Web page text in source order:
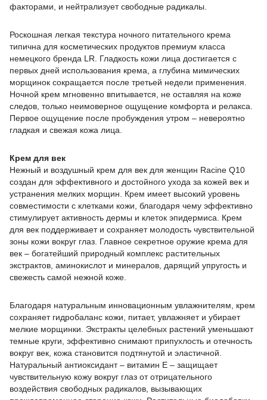
факторами, и нейтрализует свободные радикалы.
Роскошная легкая текстура ночного питательного крема
типична для косметических продуктов премиум класса
немецкого бренда LR. Гладкость кожи лица достигается с
первых дней использования крема, а глубина мимических
морщинок сокращается после третьей недели применения.
Ночной крем мгновенно впитывается, не оставляя на коже
следов, только неимоверное ощущение комфорта и релакса.
Первое ощущение после пробуждения утром – невероятно
гладкая и свежая кожа лица.
Крем для век
Нежный и воздушный крем для век для женщин Racine Q10
создан для эффективного и достойного ухода за кожей век и
устранения мелких морщин. Крем имеет высокий уровень
совместимости с клетками кожи, благодаря чему эффективно
стимулирует активность дермы и клеток эпидермиса. Крем
для век поддерживает и сохраняет молодость чувствительной
зоны кожи вокруг глаз. Главное секретное оружие крема для
век – богатейший природный комплекс растительных
экстрактов, аминокислот и минералов, дарящий упругость и
свежесть самой нежной коже.
Благодаря натуральным инновационным увлажнителям, крем
сохраняет гидробаланс кожи, питает, увлажняет и убирает
мелкие морщинки. Экстракты целебных растений уменьшают
темные круги, эффективно снимают припухлость и отечность
вокруг век, кожа становится подтянутой и эластичной.
Натуральный антиоксидант – витамин Е – защищает
чувствительную кожу вокруг глаз от отрицательного
воздействия свободных радикалов, вызывающих